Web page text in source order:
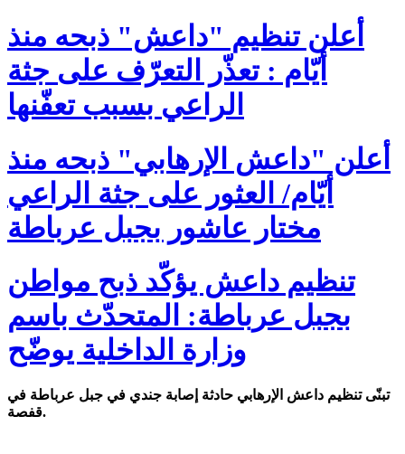
أعلن تنظيم "داعش" ذبحه منذ
أيّام : تعذّر التعرّف على جثة
الراعي بسبب تعفّنها
أعلن "داعش الإرهابي" ذبحه منذ
أيّام/ العثور على جثة الراعي
مختار عاشور بجبل عرباطة
تنظيم داعش يؤكّد ذبح مواطن
بجبل عرباطة: المتحدّث باسم
وزارة الداخلية يوضّح
تبنّى تنظيم داعش الإرهابي حادثة إصابة جندي في جبل عرباطة في
قفصة.